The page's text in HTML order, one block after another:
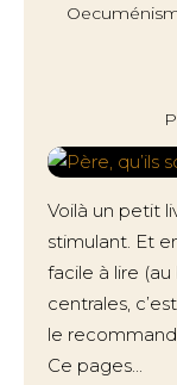
Voilà un petit
stimulant. Et
facile à lire
centrales,
le
Ce pages...